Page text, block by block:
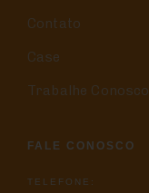
Contato
Case
Trabalhe Conosco
FALE CONOSCO
TELEFONE: